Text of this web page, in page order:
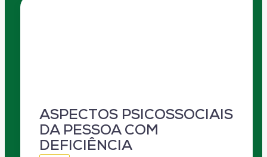
ASPECTOS PSICOSSOCIAIS
DA PESSOA COM
DEFICIÊNCIA